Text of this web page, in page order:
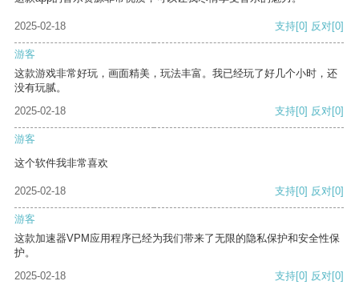
2025-02-18 支持[0] 反对[0]
游客
这款游戏非常好玩，画面精美，玩法丰富。我已经玩了好几个小时，还
没有玩腻。
2025-02-18
支持[0] 反对[0]
游客
这个软件我非常喜欢
2025-02-18 支持[0] 反对[0]
游客
这款加速器VPM应用程序已经为我们带来了无限的隐私保护和安全性保
护。
2025-02-18
支持[0] 反对[0]